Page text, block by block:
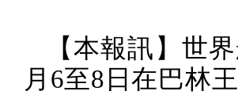
【本報訊】世
月 6至8 日在巴林